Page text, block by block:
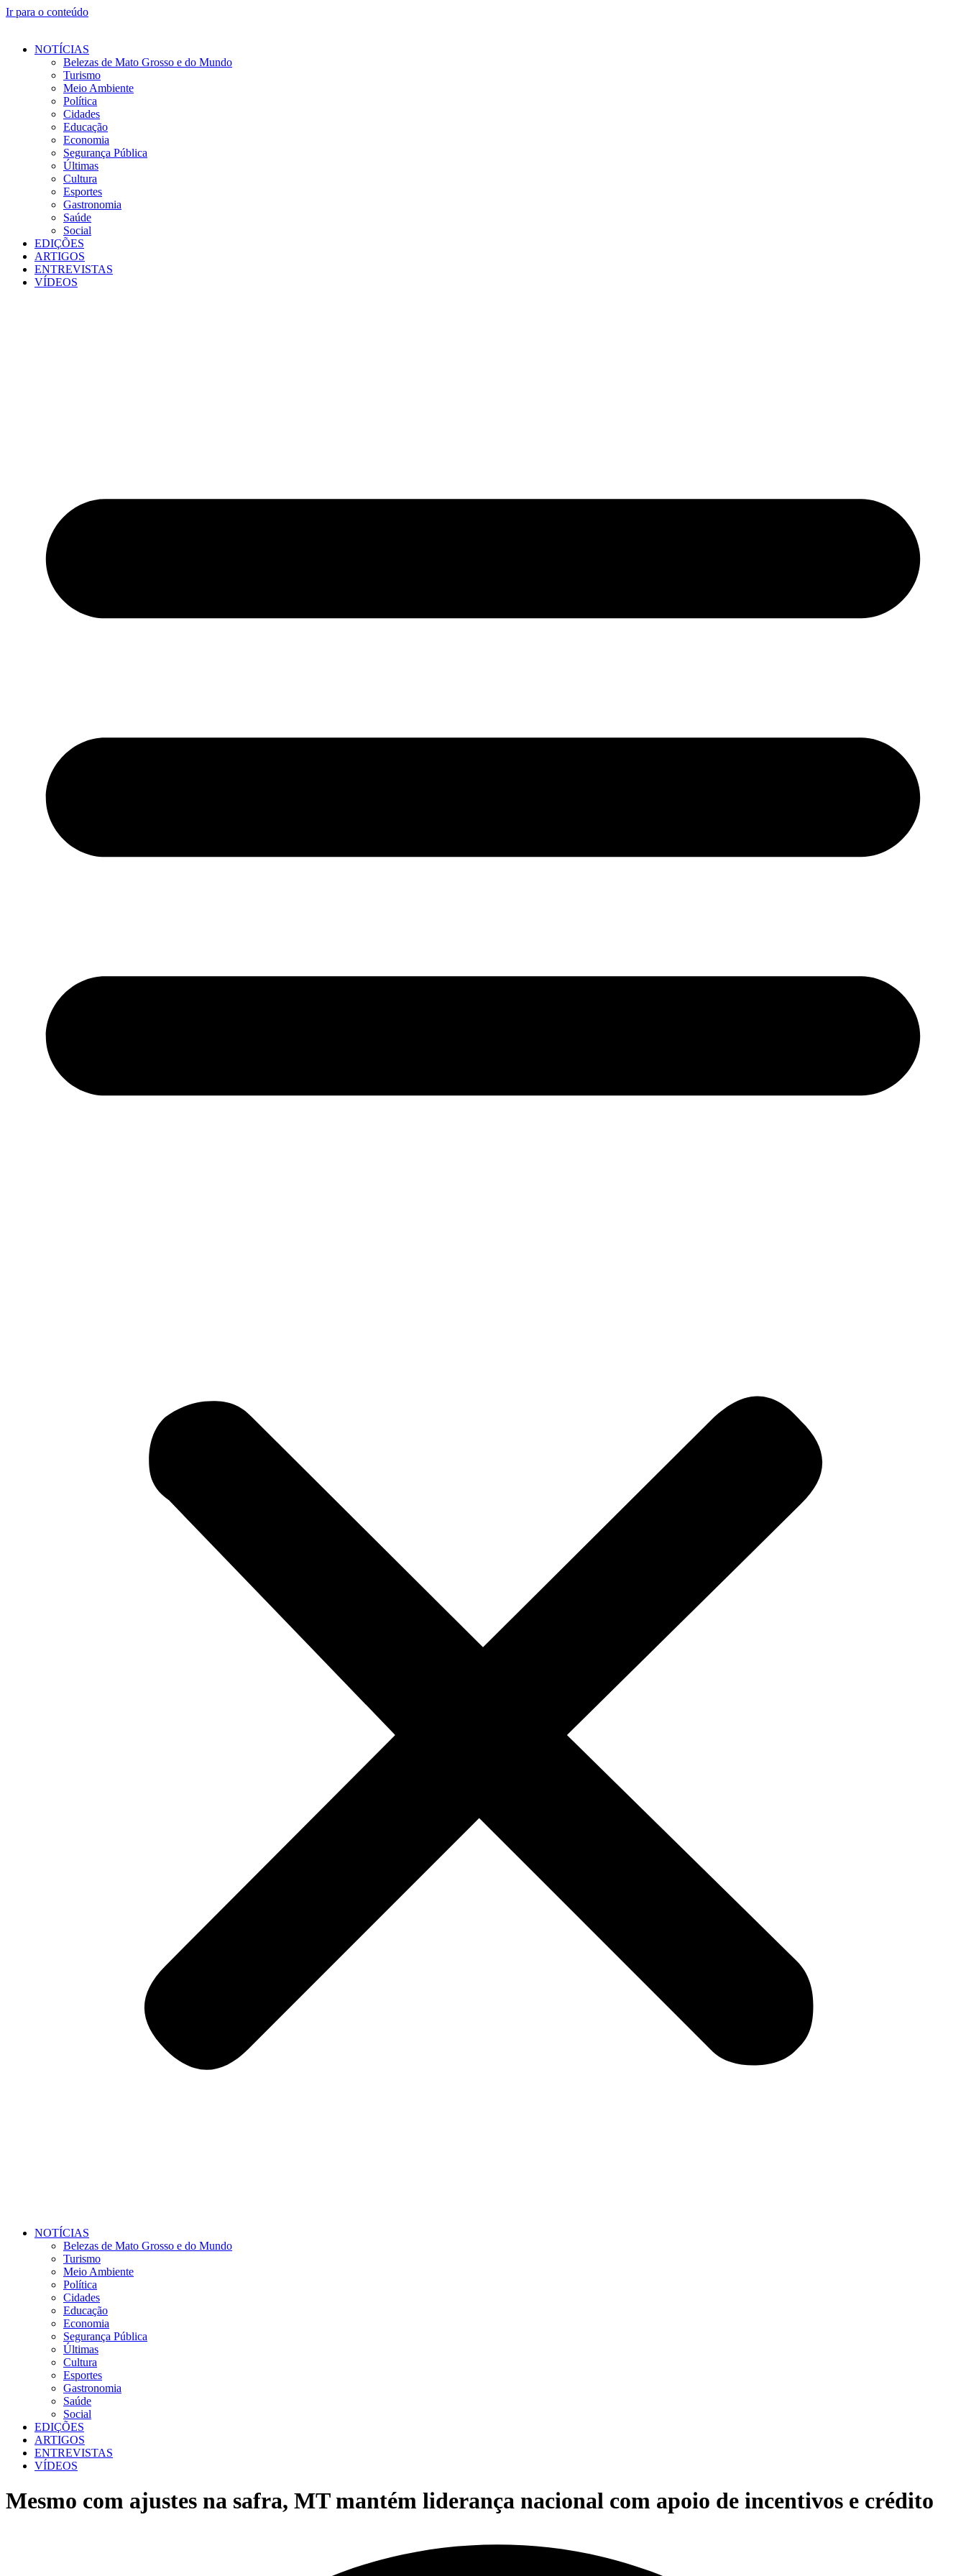
Ir para o conteúdo
NOTÍCIAS
Belezas de Mato Grosso e do Mundo
Turismo
Meio Ambiente
Política
Cidades
Educação
Economia
Segurança Pública
Últimas
Cultura
Esportes
Gastronomia
Saúde
Social
EDIÇÕES
ARTIGOS
ENTREVISTAS
VÍDEOS
NOTÍCIAS
Belezas de Mato Grosso e do Mundo
Turismo
Meio Ambiente
Política
Cidades
Educação
Economia
Segurança Pública
Últimas
Cultura
Esportes
Gastronomia
Saúde
Social
EDIÇÕES
ARTIGOS
ENTREVISTAS
VÍDEOS
Mesmo com ajustes na safra, MT mantém liderança nacional com apoio de incentivos e crédito